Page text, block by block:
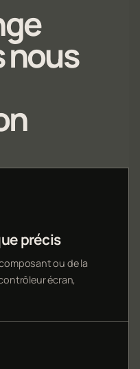
nous
précis
ou de la
écran,